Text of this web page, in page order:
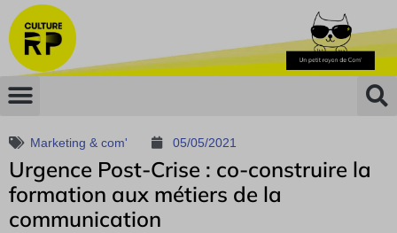
Marketing & com' 05/05/2021
Urgence Post-Crise : co-construire la
formation aux métiers de la
communication